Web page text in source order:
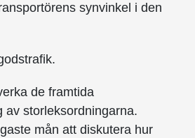
synvinkel i den
de framtida
av storleksordningarna.
mån att diskutera hur